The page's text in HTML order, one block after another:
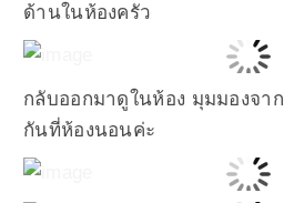
ด้านในห้องครัว
กลับออกมาดูในห้อง มุมมองจา
กันที่ห้องนอนค่ะ